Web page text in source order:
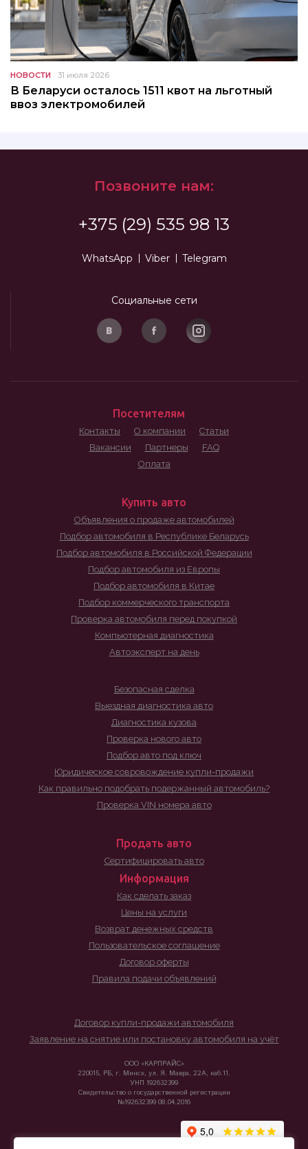
НОВОСТИ 31 июля 2026
В Беларуси осталось 1511 квот на льготный
ввоз электромобилей
Позвоните нам:
+375 (29) 535 98 13
WhatsApp Viber Telegram
Социальные сети
Посетителям
Контакты О компании
Статьи
Вакансии
Партнеры
FAQ
Оплата
Купить авто
Объявления о продаже автомобилей
Подбор автомобиля в Республике Беларусь
Подбор автомобиля в Российской Федерации
Подбор автомобиля из Европы
Подбор автомобиля в Китае
Подбор коммерческого транспорта
Проверка автомобиля перед покупкой
Компьютерная диагностика
Автоэксперт на день
Безопасная сделка
Выездная диагностика авто
Диагностика кузова
Проверка нового авто
Подбор авто под ключ
Юридическое совровождение купли-продажи
Как правильно подобрать подержанный автомобиль?
Проверка VIN номера авто
Продать авто
Сертифицировать авто
Информация
Как сделать заказ
Цены на услуги
Возврат денежных средств
Пользовательское соглашение
Договор оферты
Правила подачи объявлений
Договор купли-продажи автомобиля
Заявление на снятие или постановку автомобиля на учёт
ООО «КАРПРАЙС»
220015, РБ, г. Минск, ул. Я. Мавра, 22А, каб.11.
УНП 192632399
Свидетельство о государственной регистрации
№192632399 08.04.2016